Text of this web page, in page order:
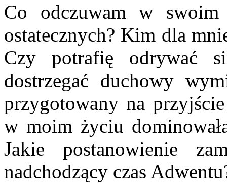
Co odczuwam w
ostatecznych? Kim dla
Czy potrafię odrywać
dostrzegać duchowy
przygotowany na
w moim życiu
Jakie postanowienie
nadchodzący czas